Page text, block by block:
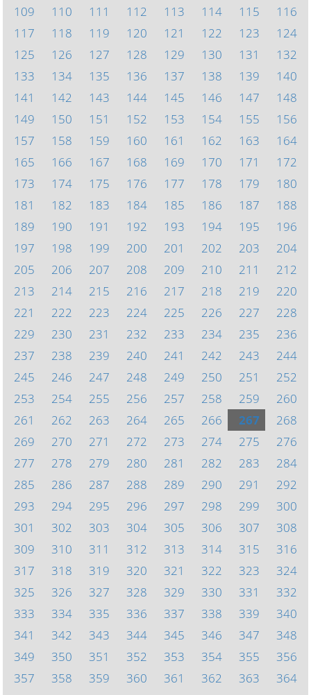
109
110 111 112 113 114 115
116
117
118 119 120 121 122 123
124
125
126 127 128 129 130 131
132
133
134 135 136 137 138 139
140
141
142 143 144 145 146 147
148
149
150 151 152 153 154 155
156
157
158 159 160 161 162 163
164
165
166 167 168 169 170 171
172
173
174 175 176 177 178 179
180
181
182 183 184 185 186 187
188
189
190 191 192 193 194 195
196
197
198 199 200 201 202 203
204
205
206 207 208 209 210 211
212
213
214 215 216 217 218 219
220
221
222 223 224 225 226 227
228
229
230 231 232 233 234 235
236
237
238 239 240 241 242 243
244
245
246 247 248 249 250 251
252
253
254 255 256 257 258 259
260
261
262 263 264 265 266 267
268
269
270 271 272 273 274 275
276
277
278 279 280 281 282 283
284
285
286 287 288 289 290 291
292
293
294 295 296 297 298 299
300
301
302 303 304 305 306 307
308
309
310 311 312 313 314 315
316
317
318 319 320 321 322 323
324
325
326 327 328 329 330 331
332
333
334 335 336 337 338 339
340
341
342 343 344 345 346 347
348
349
350 351 352 353 354 355
356
357
358 359 360 361 362 363
364